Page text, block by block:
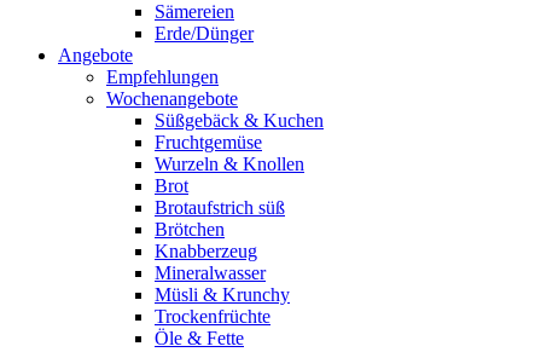
Sämereien
Erde/Dünger
Angebote
Empfehlungen
Wochenangebote
Süßgebäck & Kuchen
Fruchtgemüse
Wurzeln & Knollen
Brot
Brotaufstrich süß
Brötchen
Knabberzeug
Mineralwasser
Müsli & Krunchy
Trockenfrüchte
Öle & Fette